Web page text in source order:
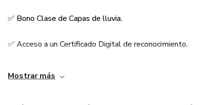
✅ Voy a enseñarte hacer la costura con máquina casera o
✅ Bono Clase de Capas de lluvia.
✅ Acceso a un Certificado Digital de reconocimiento.
✅ Cupón con 50% de descuento.
Mostrar más